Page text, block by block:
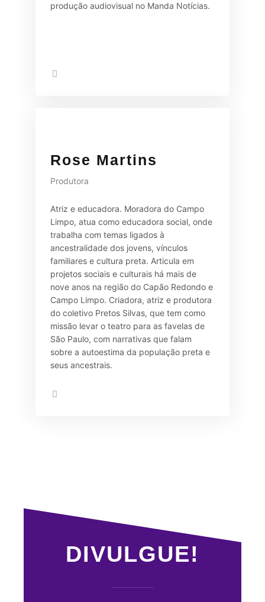
produção audiovisual no Manda Notícias.
Rose Martins
Produtora
Atriz e educadora. Moradora do Campo
Limpo, atua como educadora social, onde
trabalha com temas ligados à
ancestralidade dos jovens, vínculos
familiares e cultura preta. Articula em
projetos sociais e culturais há mais de
nove anos na região do Capão Redondo e
Campo Limpo. Criadora, atriz e produtora
do coletivo Pretos Silvas, que tem como
missão levar o teatro para as favelas de
São Paulo, com narrativas que falam
sobre a autoestima da população preta e
seus ancestrais.
DIVULGUE!